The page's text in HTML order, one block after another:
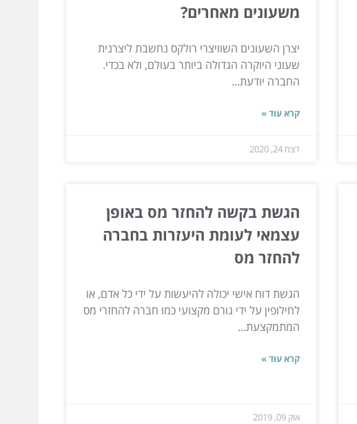
משעונים מאחרים?
יצרן השעונים השוויצרי רולקס נחשבת ליצרנית
שעוני היוקרה הגדולה ביותר בעולם, ולא בכדי.
החברה יודעת...
קרא עוד »
דצמ 24, 2020
הגשת בקשה להחזר מס באופן
עצמאי לעומת היעזרות בחברה
להחזר מס
הגשת דוח אישי יכולה להיעשות על ידי כל אדם, או
לחילופין על ידי גורם מקצועי כמו חברה להחזרי מס
המתמקצעת...
קרא עוד »
אוק 09, 2019